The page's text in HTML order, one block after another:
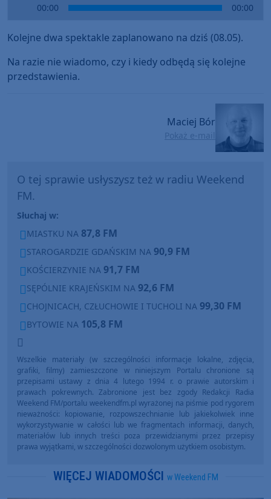
00:00 00:00
Kolejne dwa spektakle zaplanowano na dziś (08.05).
Na razie nie wiadomo, czy i kiedy odbędą się kolejne
przedstawienia.
Maciej Bór
Pokaż e-mail
O tej sprawie usłyszysz też w radiu Weekend
FM.
Słuchaj w:
MIASTKU NA 87,8 FM
STAROGARDZIE GDAŃSKIM NA 90,9 FM
KOŚCIERZYNIE NA 91,7 FM
SĘPÓLNIE KRAJEŃSKIM NA 92,6 FM
CHOJNICACH, CZŁUCHOWIE I TUCHOLI NA 99,30 FM
BYTOWIE NA 105,8 FM
Wszelkie materiały (w szczególności informacje lokalne, zdjęcia,
grafiki, filmy) zamieszczone w niniejszym Portalu chronione są
przepisami ustawy z dnia 4 lutego 1994 r. o prawie autorskim i
prawach pokrewnych. Zabronione jest bez zgody Redakcji Radia
Weekend FM/portalu weekendfm.pl wyrażonej na piśmie pod rygorem
nieważności: kopiowanie, rozpowszechnianie lub jakiekolwiek inne
wykorzystywanie w całości lub we fragmentach informacji, danych,
materiałów lub innych treści poza przewidzianymi przez przepisy
prawa wyjątkami, w szczególności dozwolonym użytkiem osobistym.
WIĘCEJ WIADOMOŚCI w Weekend FM